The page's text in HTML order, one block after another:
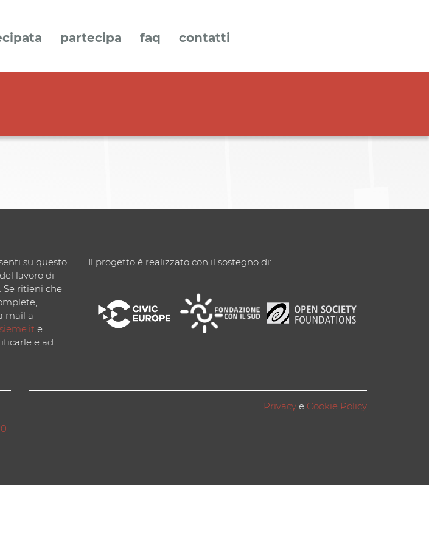
partecipa faq contatti
su questo
lavoro di
Se ritieni che
mail a
e
e ad
Il progetto è realizzato con il sostegno di:
Privacy e Cookie Policy